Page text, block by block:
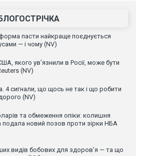
форма пасти найкраще поєднується
— і чому (NV)
якого ув’язнили в Росії, може бути
(NV)
4 сигнали, що щось не так і що робити
(NV)
та обмеження опіки: колишня
подала новий позов проти зірки НБА
видів бобових для здоров’я — та що